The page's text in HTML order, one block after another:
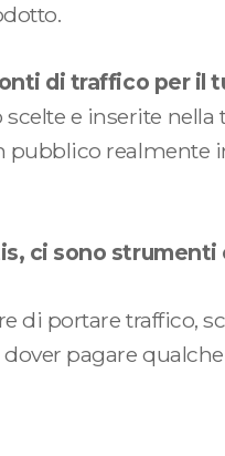
di traffico per il
scelte e inserite
realmente
ci sono
di portare traffico,
pagare